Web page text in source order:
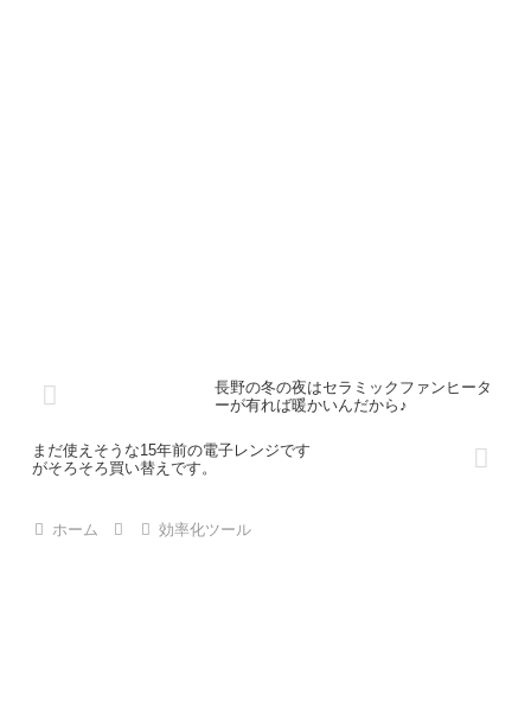
長野の冬の夜はセラミックファンヒータ
ーが有れば暖かいんだから♪
まだ使えそうな15年前の電子レンジです
がそろそろ買い替えです。
ホーム 効率化ツール